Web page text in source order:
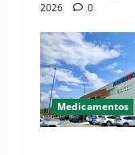
2026
0
Medicamentos